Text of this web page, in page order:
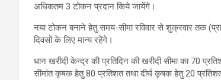
अधिकतम 3 टोकन प्रदान किये जायेंगे।
नया टोकन बनाने हेतु समय-सीमा रविवार से शुक्रवार तक
दिवसों के लिए मान्य रहेंगे।
धान खरीदी केन्द्र की प्रतिदिन की खरीदी सीमा का 70
सीमांत कृषक हेतु 80 प्रतिशत तथा दीर्घ कृषक हेतु 20